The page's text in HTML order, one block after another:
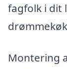
fagfolk i dit
Montering